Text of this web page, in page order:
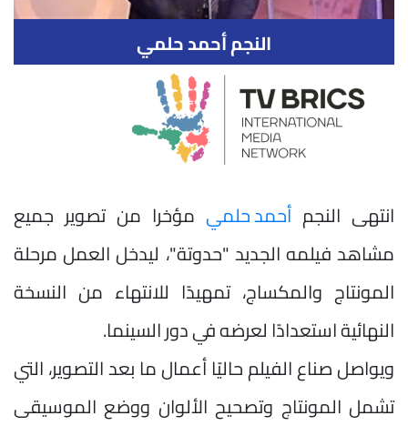
النجم أحمد حلمي
انتهى النجم أحمد حلمي مؤخرا من تصوير جميع
مشاهد فيلمه الجديد "حدوتة"، ليدخل العمل مرحلة
المونتاج والمكساج، تمهيدًا للانتهاء من النسخة
النهائية استعدادًا لعرضه في دور السينما.
ويواصل صناع الفيلم حاليًا أعمال ما بعد التصوير، التي
تشمل المونتاج وتصحيح الألوان ووضع الموسيقى